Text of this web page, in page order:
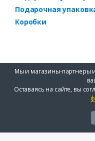
Подарочная
Коробки
Мы и магазины-партнеры
Оставаясь на сайте, вы